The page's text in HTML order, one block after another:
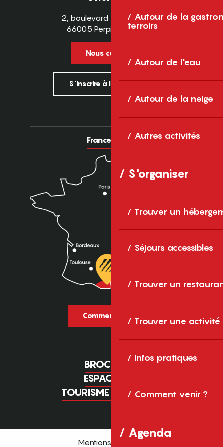
Autour de la
terroirs
Autour de l'eau
Autour de la neige
Autres activités
S'organiser
Trouver un
Séjours accessibles
Trouver un
Trouver une activité
Infos pratiques
Comment venir ?
Agenda
2, boulevard des Pyrénées
66005 Perpignan Cedex
Nous contacter
S'inscrire à la newsletter
France Europe
Comment venir ?
BROCHURES
ESPACE PRO
TOURISME D'AFFAIRES
Mentions légales